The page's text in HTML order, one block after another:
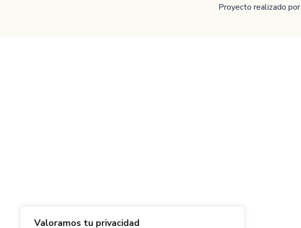
Valoramos tu privacidad
Proyecto realizado por